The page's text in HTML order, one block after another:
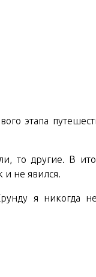
этапа
то другие. В
и не явился.
я никогда